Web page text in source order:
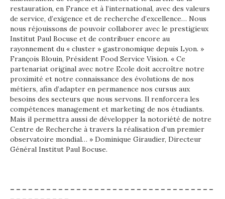
restauration, en France et à l’international, avec des valeurs
de service, d’exigence et de recherche d’excellence… Nous
nous réjouissons de pouvoir collaborer avec le prestigieux
Institut Paul Bocuse et de contribuer encore au
rayonnement du « cluster » gastronomique depuis Lyon. »
François Blouin, Président Food Service Vision. « Ce
partenariat original avec notre Ecole doit accroître notre
proximité et notre connaissance des évolutions de nos
métiers, afin d’adapter en permanence nos cursus aux
besoins des secteurs que nous servons. Il renforcera les
compétences management et marketing de nos étudiants.
Mais il permettra aussi de développer la notoriété de notre
Centre de Recherche à travers la réalisation d’un premier
observatoire mondial… » Dominique Giraudier, Directeur
Général Institut Paul Bocuse.
– – – – – – – – – – – – – – – – – – – – – – – – – – – – – – – – – –